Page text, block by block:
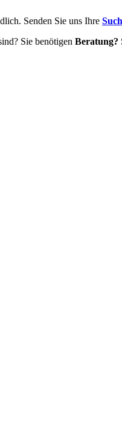
Senden Sie uns Ihre
Sie benötigen Beratung?